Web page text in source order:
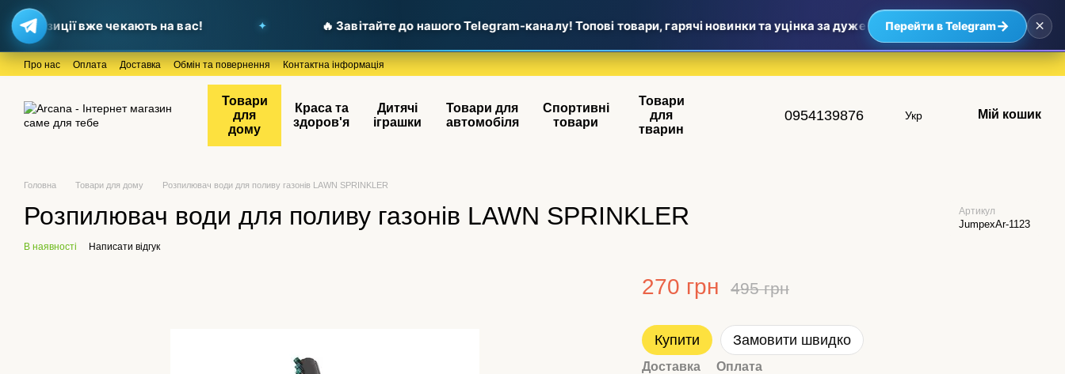
вже чекають на вас! 🔥 Завітайте до нашого Telegram-каналу! Топові товари, гарячі новинки та уцінка за дуже приємними цінами — найвигідніші
Перейти в Telegram→ ×
Перейти до основного контенту
Про нас Оплата Доставка Обмін та повернення Контактна інформація
Товари
для
дому
Краса та
здоров'я
Дитячі
іграшки
Товари для
автомобіля
Спортивні
товари
Товари
для
тварин
0954139876 Укр Мій кошик
Головна Товари для дому Розпилювач води для поливу газонів LAWN SPRINKLER
Розпилювач води для поливу газонів LAWN SPRINKLER Артикул
JumpexAr-1123
В наявності Написати відгук
270 грн 495 грн
Купити Замовити швидко
Доставка Оплата